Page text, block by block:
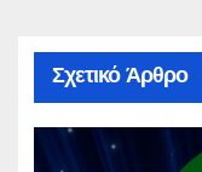
Σχετικό Άρθρο